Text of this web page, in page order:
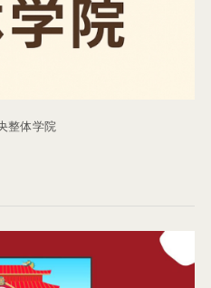
整体学院